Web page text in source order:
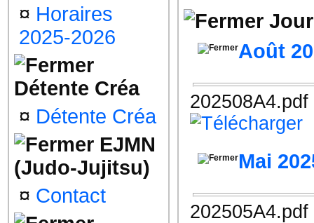
¤ Horaires
2025-2026
Détente Créa
¤ Détente Créa
EJMN
(Judo-Jujitsu)
¤ Contact
Août
202508A4.pdf
Mai
202505A4.pdf